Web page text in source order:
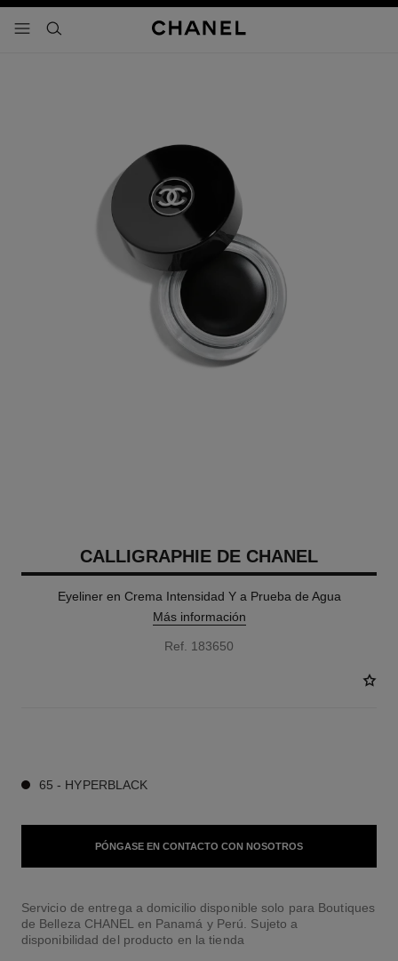
- navegación principal
buscar
CALLIGRAPHIE DE CHANEL
Eyeliner en Crema Intensidad Y a Prueba de Agua
Más información
Ref. 183650
65 - HYPERBLACK
PÓNGASE EN CONTACTO CON NOSOTROS
Servicio de entrega a domicilio disponible solo para Boutiques
de Belleza CHANEL en Panamá y Perú. Sujeto a
disponibilidad del producto en la tienda